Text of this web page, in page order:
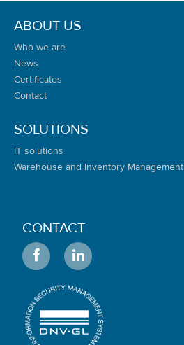
ABOUT US
Who we are
News
Certificates
Contact
SOLUTIONS
IT solutions
Warehouse and Inventory Management
CONTACT